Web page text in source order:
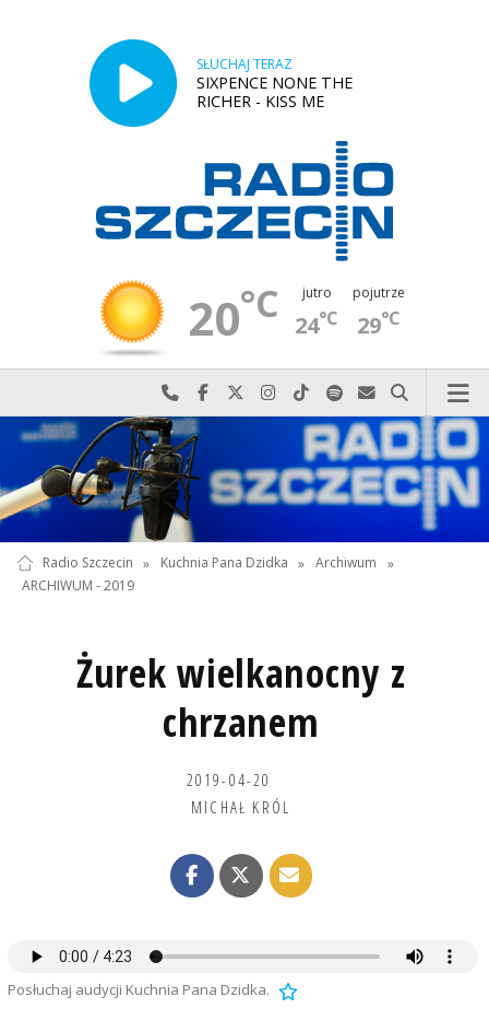
SŁUCHAJ TERAZ
SIXPENCE NONE THE
RICHER - KISS ME
20°C jutro
24°C
pojutrze
29°C
Najlepiej po prostu do nas zadzwoń
Odwiedź nas na Facebook-u
Odwiedź nas na X
Odwiedź nas na Instagram-ie
Odwiedź nas na TikTok-u
Szukaj nas na Spotify
Wyślij do nas
Szukaj
Radio Szczecin » Kuchnia Pana Dzidka » Archiwum
»
ARCHIWUM - 2019
Żurek wielkanocny z
chrzanem
2019-04-20
MICHAŁ KRÓL
Posłuchaj audycji Kuchnia Pana Dzidka.